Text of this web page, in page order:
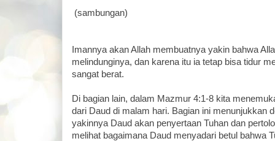
(sambungan)
Imannya akan Allah membuatnya yakin bahwa
melindunginya, dan karena itu ia tetap bisa tidur
sangat berat.
Di bagian lain, dalam Mazmur 4:1-8 kita
dari Daud di malam hari. Bagian ini menunjukkan
yakinnya Daud akan penyertaan Tuhan dan
melihat bagaimana Daud menyadari betul bahwa